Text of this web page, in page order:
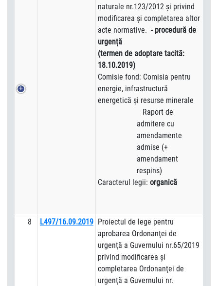
naturale nr.123/2012 şi privind
modificarea şi completarea altor
acte normative. - procedură de
urgență
(termen de adoptare tacită:
18.10.2019)
Comisie fond: Comisia pentru
energie, infrastructură
energetică şi resurse minerale
Raport de
admitere cu
amendamente
admise (+
amendament
respins)
Caracterul legii: organică
8 L497/16.09.2019 Proiectul de lege pentru
aprobarea Ordonanţei de
urgenţă a Guvernului nr.65/2019
privind modificarea şi
completarea Ordonanţei de
urgenţă a Guvernului nr.